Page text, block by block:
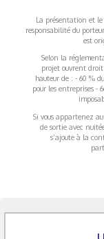
La présentation et
responsabilité du
est
Selon la
projet ouvrent
hauteur de : - 60 %
pour les entreprises -
Si vous appartenez
de sortie avec
s’ajoute à la